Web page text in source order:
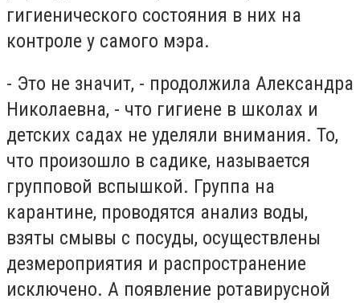
гигиенического состояния в них на
контроле у самого мэра.
- Это не значит, - продолжила Александра
Николаевна, - что гигиене в школах и
детских садах не уделяли внимания. То,
что произошло в садике, называется
групповой вспышкой. Группа на
карантине, проводятся анализ воды,
взяты смывы с посуды, осуществлены
дезмероприятия и распространение
исключено. А появление ротавирусной